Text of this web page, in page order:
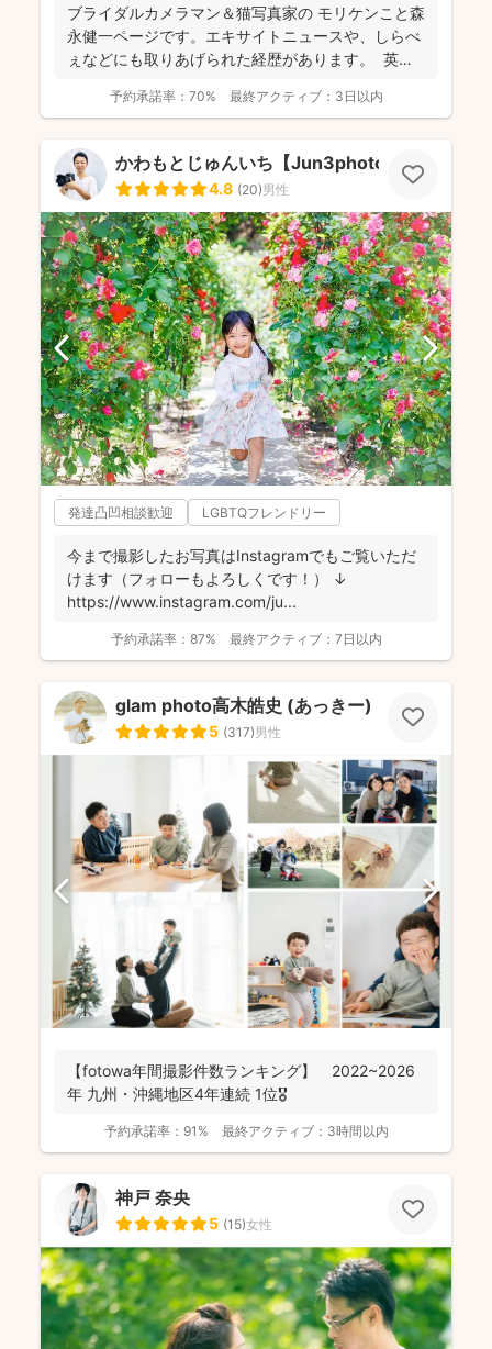
ブライダルカメラマン＆猫写真家の​ モリケンこと森
永健一ページです。エキサイトニュースや、しらべ
ぇなどにも取りあげられた経歴があります。 英語
予約承諾率： 70% 最終アクティブ： 3日以内
かわもとじゅんいち【Jun3photo】
4.8 (20)男性
発達凸凹相談歓迎 LGBTQフレンドリー
今まで撮影したお写真はInstagramでもご覧いただ
けます（フォローもよろしくです！） ↓
https://www.instagram.com/ju...
予約承諾率： 87% 最終アクティブ： 7日以内
glam photo高木皓史 (あっきー)
5 (317)男性
【fotowa年間撮影件数ランキング】 2022~2026
年 九州・沖縄地区4年連続 1位🎖️
予約承諾率： 91% 最終アクティブ： 3時間以内
神戸 奈央
5 (15)女性